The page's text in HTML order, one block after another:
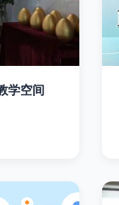
学空间